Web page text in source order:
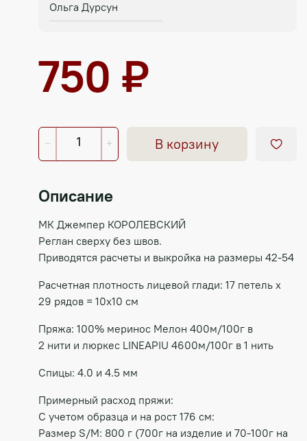
Ольга Дурсун
750 ₽
В корзину
Описание
МК Джемпер КОРОЛЕВСКИЙ
Реглан сверху без швов.
Приводятся расчеты и выкройка на размеры 42-54
Расчетная плотность лицевой глади: 17 петель х
29 рядов = 10х10 см
Пряжа: 100% меринос Мелон 400м/100г в
2 нити и люркес LINEAPIU 4600м/100г в 1 нить
Спицы: 4.0 и 4.5 мм
Примерный расход пряжи:
С учетом образца и на рост 176 см:
Размер S/M: 800 г (700г на изделие и 70-100г на